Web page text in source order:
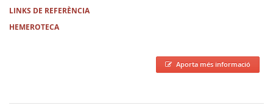
LINKS DE REFERÈNCIA
HEMEROTECA
Aporta més informació